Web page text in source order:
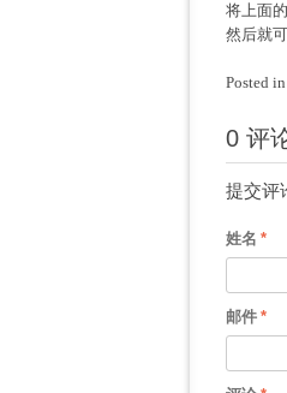
将上面
然后就
Posted in
0 评
提交评
姓名
邮件